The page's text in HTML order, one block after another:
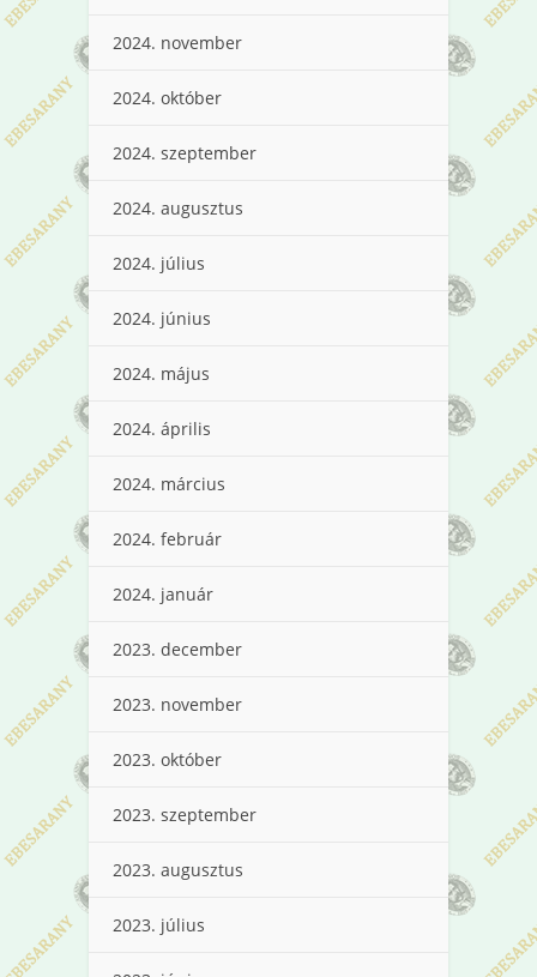
2024. november
2024. október
2024. szeptember
2024. augusztus
2024. július
2024. június
2024. május
2024. április
2024. március
2024. február
2024. január
2023. december
2023. november
2023. október
2023. szeptember
2023. augusztus
2023. július